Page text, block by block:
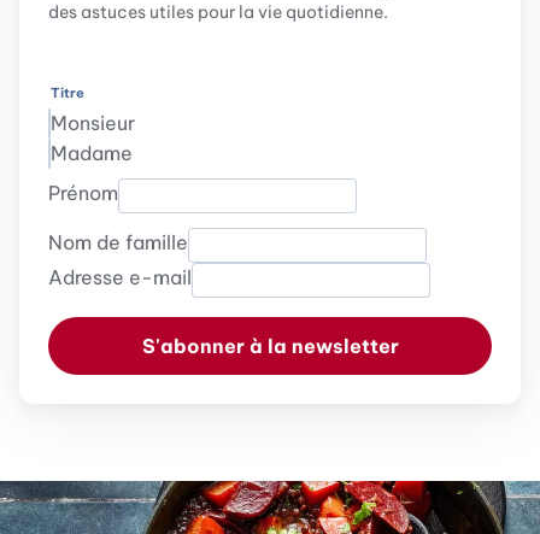
des astuces utiles pour la vie quotidienne.
Titre
Monsieur
Madame
Prénom
Nom de famille
Adresse e-mail
S'abonner à la newsletter